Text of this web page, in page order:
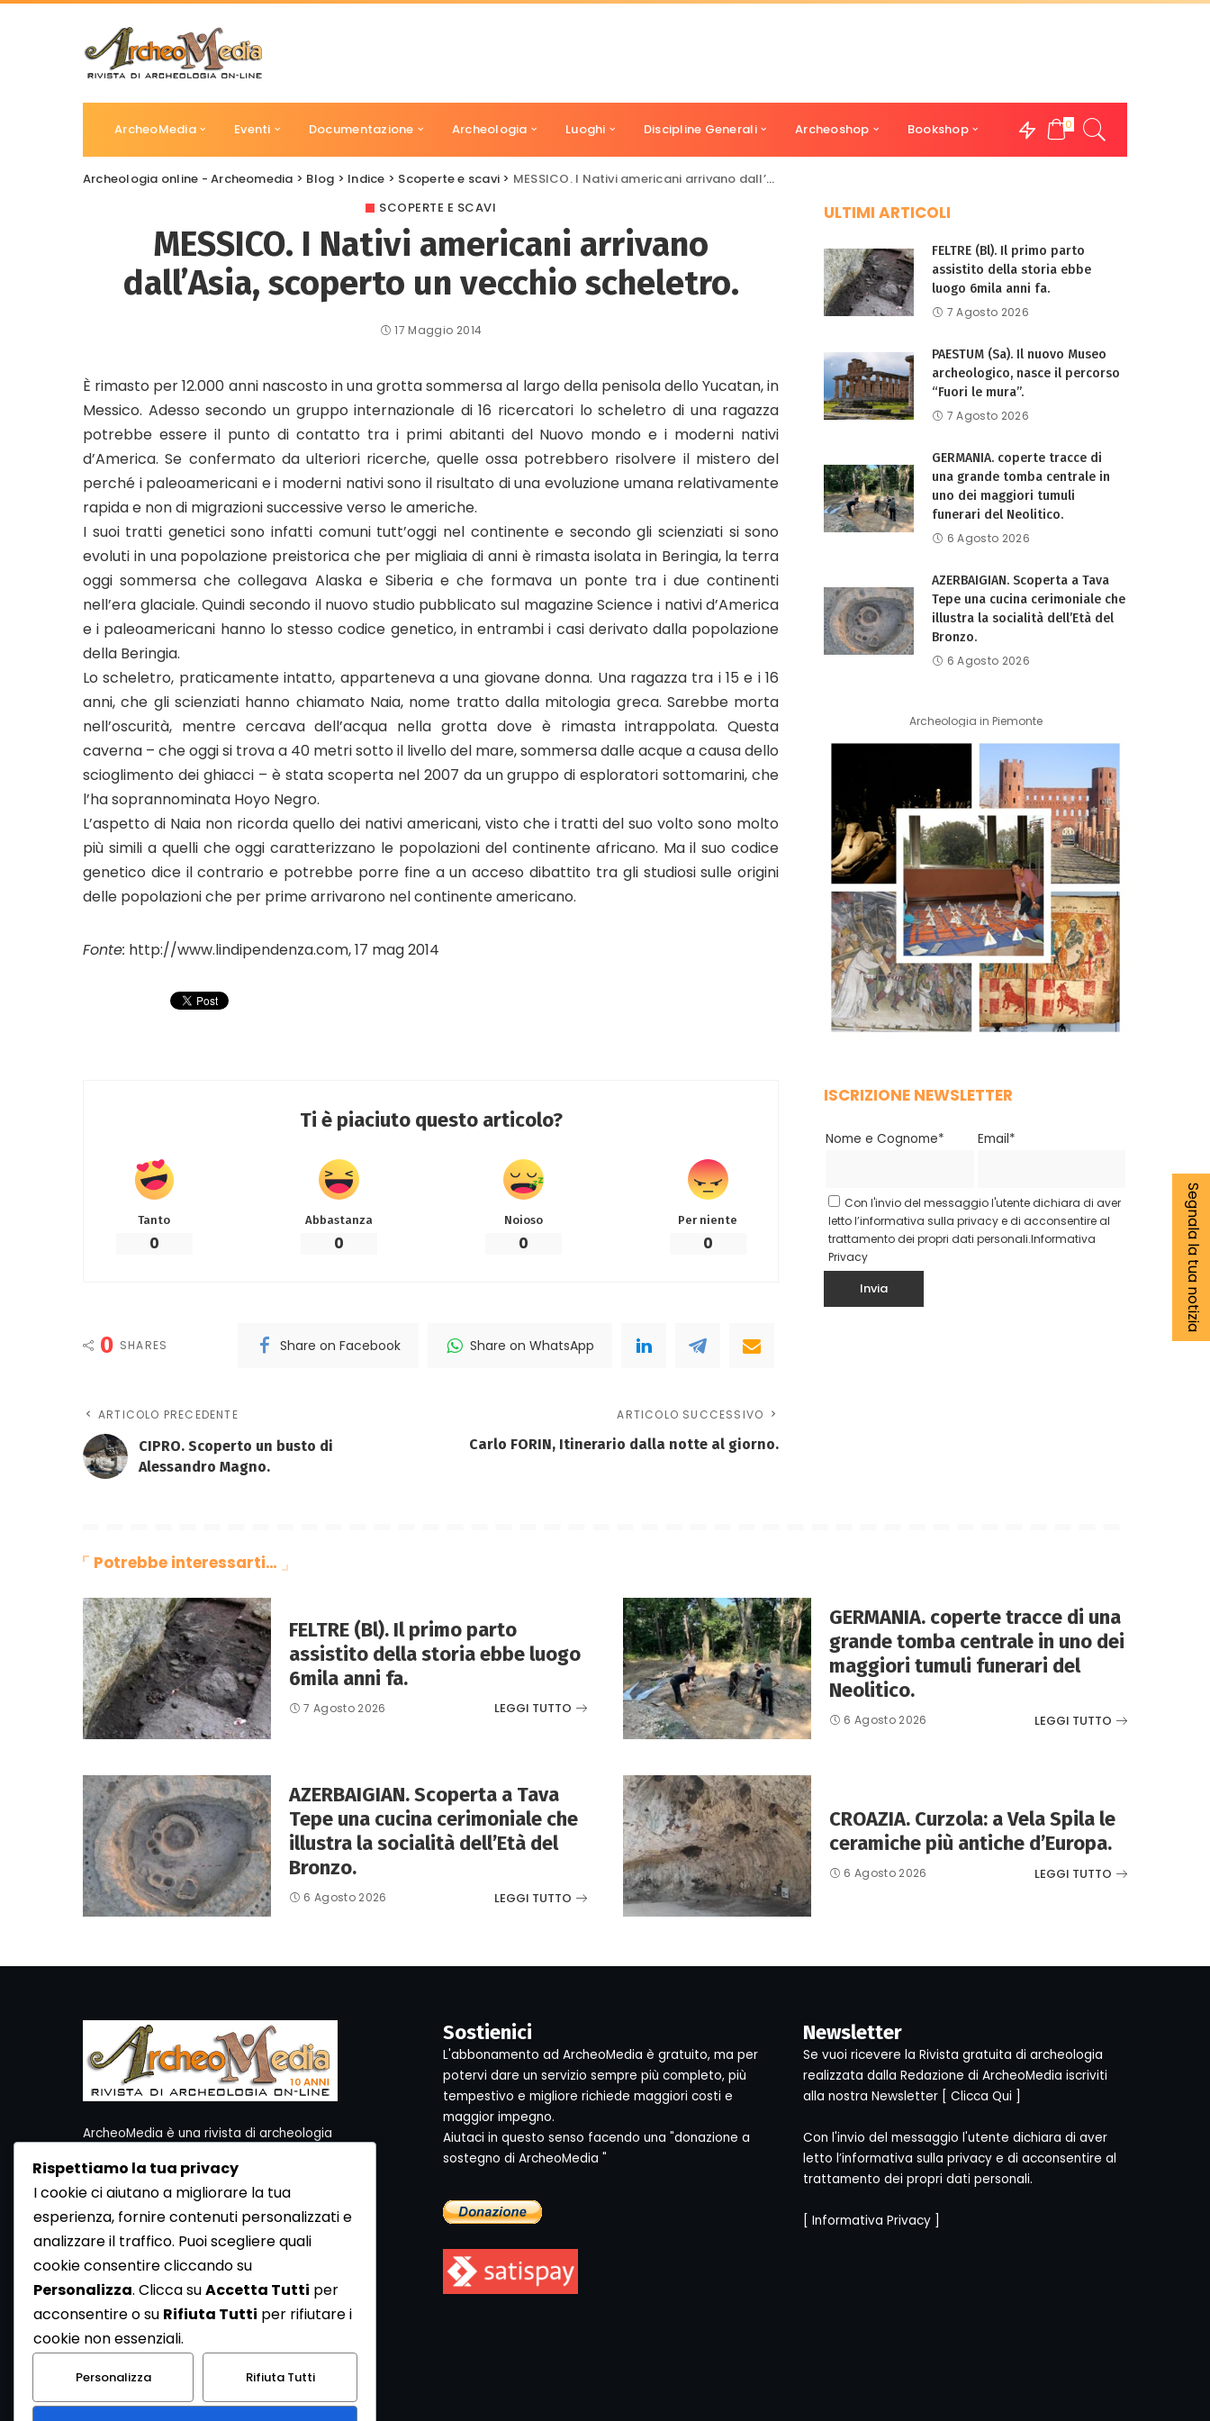
ArcheoMedia Eventi Documentazione Archeologia Luoghi Discipline Generali Archeoshop Bookshop 0
Archeologia online - Archeomedia > Blog > Indice > Scoperte e scavi > MESSICO. I Nativi americani arrivano dall’Asia, scoperto un vecchio scheletro.
SCOPERTE E SCAVI
MESSICO. I Nativi americani arrivano
dall’Asia, scoperto un vecchio scheletro.
17 Maggio 2014
È rimasto per 12.000 anni nascosto in una grotta sommersa al largo della penisola dello Yucatan, in
Messico. Adesso secondo un gruppo internazionale di 16 ricercatori lo scheletro di una ragazza
potrebbe essere il punto di contatto tra i primi abitanti del Nuovo mondo e i moderni nativi
d’America. Se confermato da ulteriori ricerche, quelle ossa potrebbero risolvere il mistero del
perché i paleoamericani e i moderni nativi sono il risultato di una evoluzione umana relativamente
rapida e non di migrazioni successive verso le americhe.
I suoi tratti genetici sono infatti comuni tutt’oggi nel continente e secondo gli scienziati si sono
evoluti in una popolazione preistorica che per migliaia di anni è rimasta isolata in Beringia, la terra
oggi sommersa che collegava Alaska e Siberia e che formava un ponte tra i due continenti
nell’era glaciale. Quindi secondo il nuovo studio pubblicato sul magazine Science i nativi d’America
e i paleoamericani hanno lo stesso codice genetico, in entrambi i casi derivato dalla popolazione
della Beringia.
Lo scheletro, praticamente intatto, apparteneva a una giovane donna. Una ragazza tra i 15 e i 16
anni, che gli scienziati hanno chiamato Naia, nome tratto dalla mitologia greca. Sarebbe morta
nell’oscurità, mentre cercava dell’acqua nella grotta dove è rimasta intrappolata. Questa
caverna – che oggi si trova a 40 metri sotto il livello del mare, sommersa dalle acque a causa dello
scioglimento dei ghiacci – è stata scoperta nel 2007 da un gruppo di esploratori sottomarini, che
l’ha soprannominata Hoyo Negro.
L’aspetto di Naia non ricorda quello dei nativi americani, visto che i tratti del suo volto sono molto
più simili a quelli che oggi caratterizzano le popolazioni del continente africano. Ma il suo codice
genetico dice il contrario e potrebbe porre fine a un acceso dibattito tra gli studiosi sulle origini
delle popolazioni che per prime arrivarono nel continente americano.
Fonte: http://www.lindipendenza.com, 17 mag 2014
Ti è piaciuto questo articolo?
Tanto
0
Abbastanza
0
Noioso
0
Per niente
0
0 SHARES Share on Facebook Share on WhatsApp
ARTICOLO PRECEDENTE
CIPRO. Scoperto un busto di
Alessandro Magno.
ARTICOLO SUCCESSIVO
Carlo FORIN, Itinerario dalla notte al giorno.
ULTIMI ARTICOLI
FELTRE (Bl). Il primo parto
assistito della storia ebbe
luogo 6mila anni fa.
7 Agosto 2026
PAESTUM (Sa). Il nuovo Museo
archeologico, nasce il percorso
“Fuori le mura”.
7 Agosto 2026
GERMANIA. coperte tracce di
una grande tomba centrale in
uno dei maggiori tumuli
funerari del Neolitico.
6 Agosto 2026
AZERBAIGIAN. Scoperta a Tava
Tepe una cucina cerimoniale che
illustra la socialità dell’Età del
Bronzo.
6 Agosto 2026
Archeologia in Piemonte
ISCRIZIONE NEWSLETTER
Nome e Cognome* Email*
Con l'invio del messaggio l'utente dichiara di aver
letto l’informativa sulla privacy e di acconsentire al
trattamento dei propri dati personali.Informativa
Privacy
Potrebbe interessarti…
FELTRE (Bl). Il primo parto
assistito della storia ebbe luogo
6mila anni fa.
7 Agosto 2026 LEGGI TUTTO
GERMANIA. coperte tracce di una
grande tomba centrale in uno dei
maggiori tumuli funerari del
Neolitico.
6 Agosto 2026 LEGGI TUTTO
AZERBAIGIAN. Scoperta a Tava
Tepe una cucina cerimoniale che
illustra la socialità dell’Età del
Bronzo.
6 Agosto 2026 LEGGI TUTTO
CROAZIA. Curzola: a Vela Spila le
ceramiche più antiche d’Europa.
6 Agosto 2026 LEGGI TUTTO
Segnala la tua notizia
ArcheoMedia è una rivista di archeologia
Per contattare la Redazione potete utilizzare i
seguenti recapiti:
Redazione ArcheoMedia c/o Mediares S.c.
Via Gioberti 80/D - 10128 Torino
Tel 011.5806363 - Fax 011.5808561
http://www.mediares.to.it
http://www.didatticatorino.it
Sostienici
L'abbonamento ad ArcheoMedia è gratuito, ma per
potervi dare un servizio sempre più completo, più
tempestivo e migliore richiede maggiori costi e
maggior impegno.
Aiutaci in questo senso facendo una "donazione a
sostegno di ArcheoMedia "
Newsletter
Se vuoi ricevere la Rivista gratuita di archeologia
realizzata dalla Redazione di ArcheoMedia iscriviti
alla nostra Newsletter [ Clicca Qui ]
Con l'invio del messaggio l'utente dichiara di aver
letto l’informativa sulla privacy e di acconsentire al
trattamento dei propri dati personali.
[ Informativa Privacy]
Rispettiamo la tua privacy
I cookie ci aiutano a migliorare la tua
esperienza, fornire contenuti personalizzati e
analizzare il traffico. Puoi scegliere quali
cookie consentire cliccando su
Personalizza. Clicca suAccetta Tutti per
acconsentire o su Rifiuta Tutti per rifiutare i
cookie non essenziali.
Personalizza Rifiuta Tutti